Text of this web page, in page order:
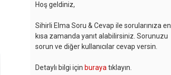
Hoş geldiniz,
Sihirli Elma Soru & Cevap ile sorularınıza en
kısa zamanda yanıt alabilirsiniz. Sorunuzu
sorun ve diğer kullanıcılar cevap versin.
Detaylı bilgi için buraya tıklayın.